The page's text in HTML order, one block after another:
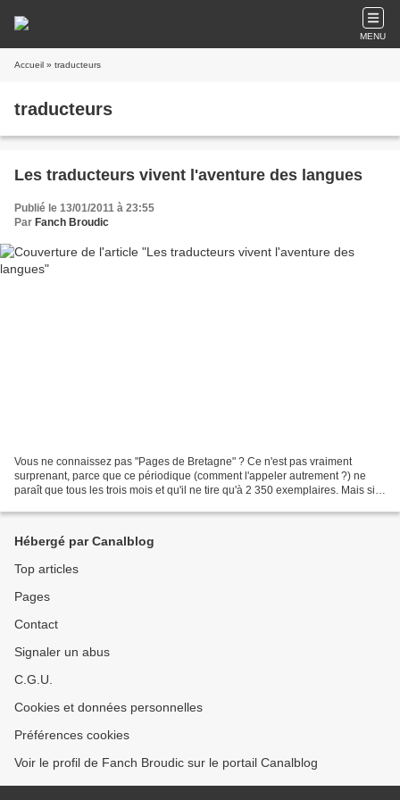
MENU
Accueil » traducteurs
traducteurs
Les traducteurs vivent l'aventure des langues
Publié le 13/01/2011 à 23:55
Par Fanch Broudic
Vous ne connaissez pas "Pages de Bretagne" ? Ce n'est pas vraiment
surprenant, parce que ce périodique (comment l'appeler autrement ?) ne
paraît que tous les trois mois et qu'il ne tire qu'à 2 350 exemplaires. Mais si
Hébergé par Canalblog
Top articles
Pages
Contact
Signaler un abus
C.G.U.
Cookies et données personnelles
Préférences cookies
Voir le profil de Fanch Broudic sur le portail Canalblog